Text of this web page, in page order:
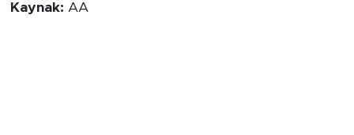
Kaynak: AA